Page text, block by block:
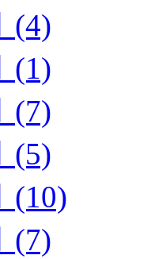
(4)
(1)
(7)
(5)
(10)
(7)